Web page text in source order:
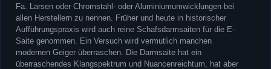
Fa. Larsen oder Chromstahl- oder Aluminiumumwicklungen bei
allen Herstellern zu nennen. Früher und heute in historischer
Aufführungspraxis wird auch reine Schafsdarmsaiten für die E-
Saite genommen. Ein Versuch wird vermutlich manchen
modernen Geiger überraschen. Die Darmsaite hat ein
überraschendes Klangspektrum und Nuancenreichtum, hat aber